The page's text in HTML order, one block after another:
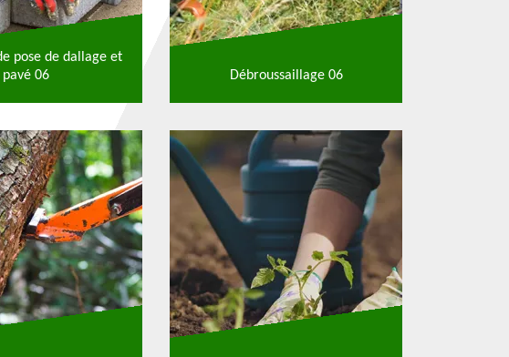
pose de dallage et
pavé 06
Débroussaillage 06